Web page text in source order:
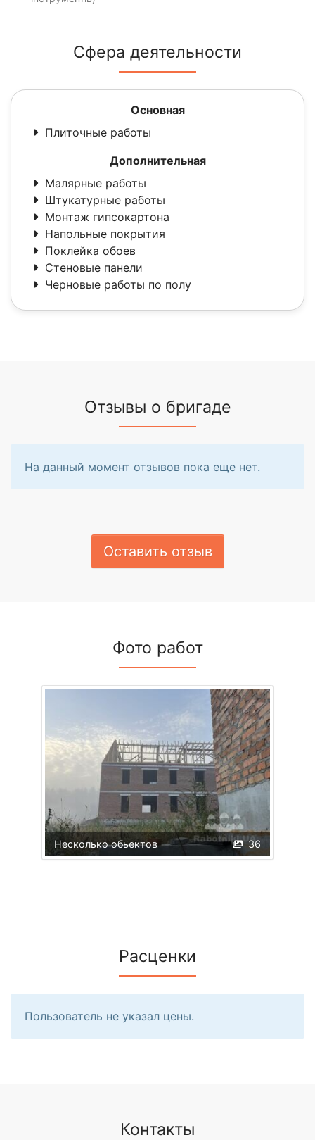
Сфера деятельности
Основная
Плиточные работы
Дополнительная
Малярные работы
Штукатурные работы
Монтаж гипсокартона
Напольные покрытия
Поклейка обоев
Стеновые панели
Черновые работы по полу
Отзывы о бригаде
На данный момент отзывов пока еще нет.
Оставить отзыв
Фото работ
36
Несколько обьектов
Расценки
Пользователь не указал цены.
Контакты